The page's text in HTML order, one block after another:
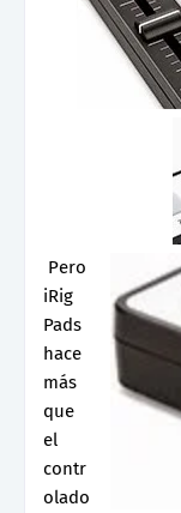
Pero
iRig
Pads
hace
más
que
el
contr
olado